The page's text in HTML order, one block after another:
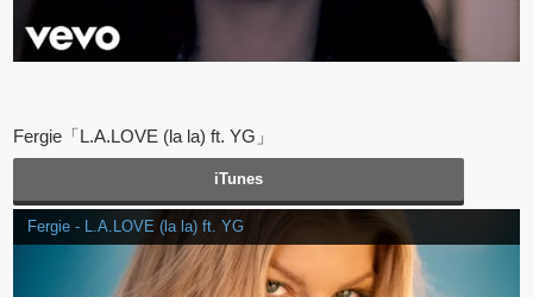
Fergie「L.A.LOVE (la la) ft. YG」
iTunes
Fergie - L.A.LOVE (la la) ft. YG